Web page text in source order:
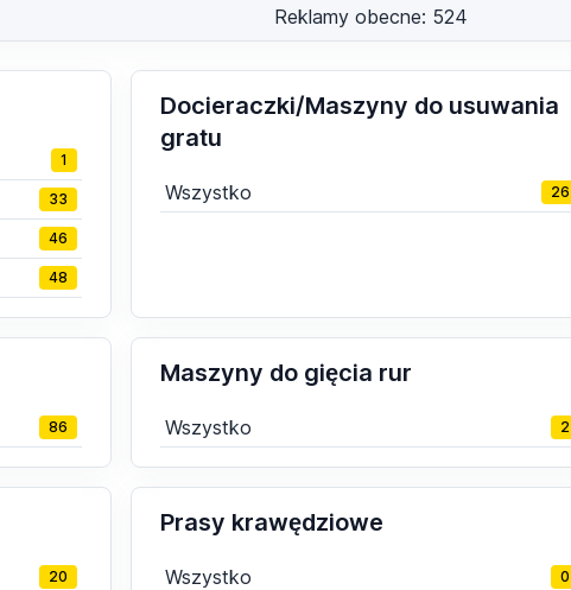
Reklamy obecne: 524
1
33
46
48
Docieraczki/Maszyny do usuwania
gratu
Wszystko 26
86
Maszyny do gięcia rur
Wszystko 2
20
Prasy krawędziowe
Wszystko 0